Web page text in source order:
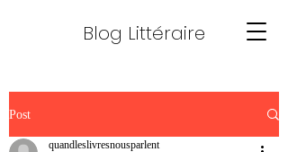
Blog Littéraire
Post
quandleslivresnousparlent